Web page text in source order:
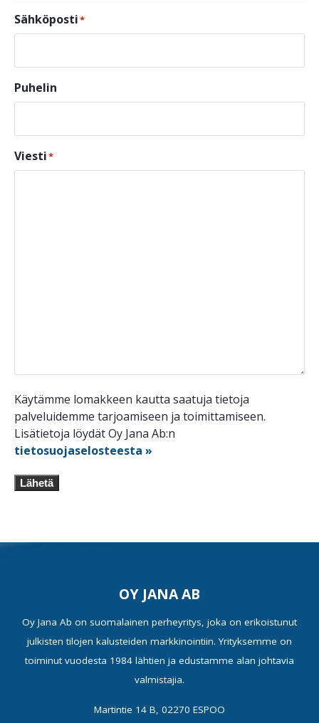
Sähköposti*
Puhelin
Viesti*
Käytämme lomakkeen kautta saatuja tietoja
palveluidemme tarjoamiseen ja toimittamiseen.
Lisätietoja löydät Oy Jana Ab:n
tietosuojaselosteesta »
Lähetä
OY JANA AB
Oy Jana Ab on suomalainen perheyritys, joka on erikoistunut
julkisten tilojen kalusteiden markkinointiin. Yrityksemme on
toiminut vuodesta 1984 lähtien ja edustamme alan johtavia
valmistajia.
Martintie 14 B, 02270 ESPOO